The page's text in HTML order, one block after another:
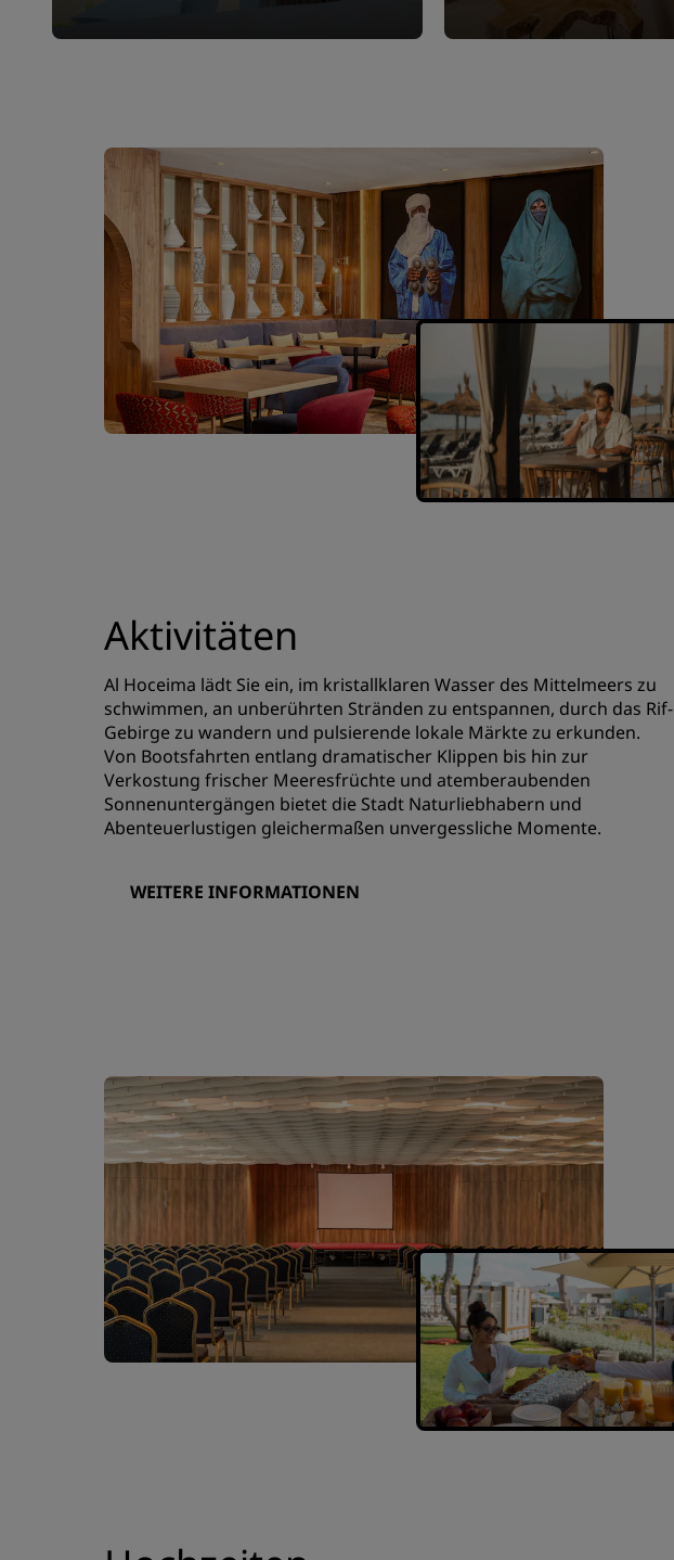
Aktivitäten
Al Hoceima lädt Sie ein, im kristallklaren Wasser des Mittelmeers zu
schwimmen, an unberührten Stränden zu entspannen, durch das Rif-
Gebirge zu wandern und pulsierende lokale Märkte zu erkunden.
Von Bootsfahrten entlang dramatischer Klippen bis hin zur
Verkostung frischer Meeresfrüchte und atemberaubenden
Sonnenuntergängen bietet die Stadt Naturliebhabern und
Abenteuerlustigen gleichermaßen unvergessliche Momente.
WEITERE INFORMATIONEN